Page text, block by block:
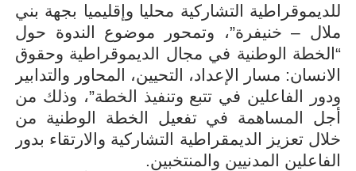
للديموقراطية التشاركية محليا وإقليميا بجهة بني
ملال – خنيفرة”، وتمحور موضوع الندوة حول
“الخطة الوطنية في مجال الديموقراطية وحقوق
الانسان: مسار الإعداد، التحيين، المحاور والتدابير
ودور الفاعلين في تتبع وتنفيذ الخطة”، وذلك من
أجل المساهمة في تفعيل الخطة الوطنية من
خلال تعزيز الديمقراطية التشاركية والارتقاء بدور
الفاعلين المدنيين والمنتخبين.